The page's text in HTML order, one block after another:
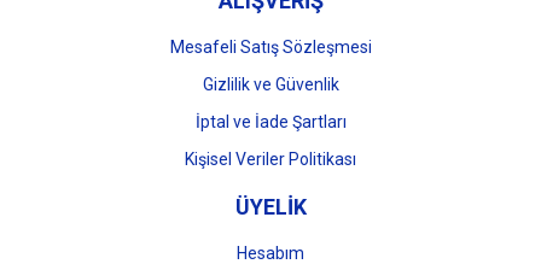
Mesafeli Satış Sözleşmesi
Gizlilik ve Güvenlik
İptal ve İade Şartları
Kişisel Veriler Politikası
ÜYELİK
Hesabım